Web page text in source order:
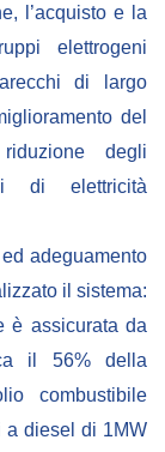
l’acquisto e la
elettrogeni
di largo
del
degli
di elettricità
adeguamento
il sistema:
è assicurata da
il 56% della
combustibile
a diesel di 1MW